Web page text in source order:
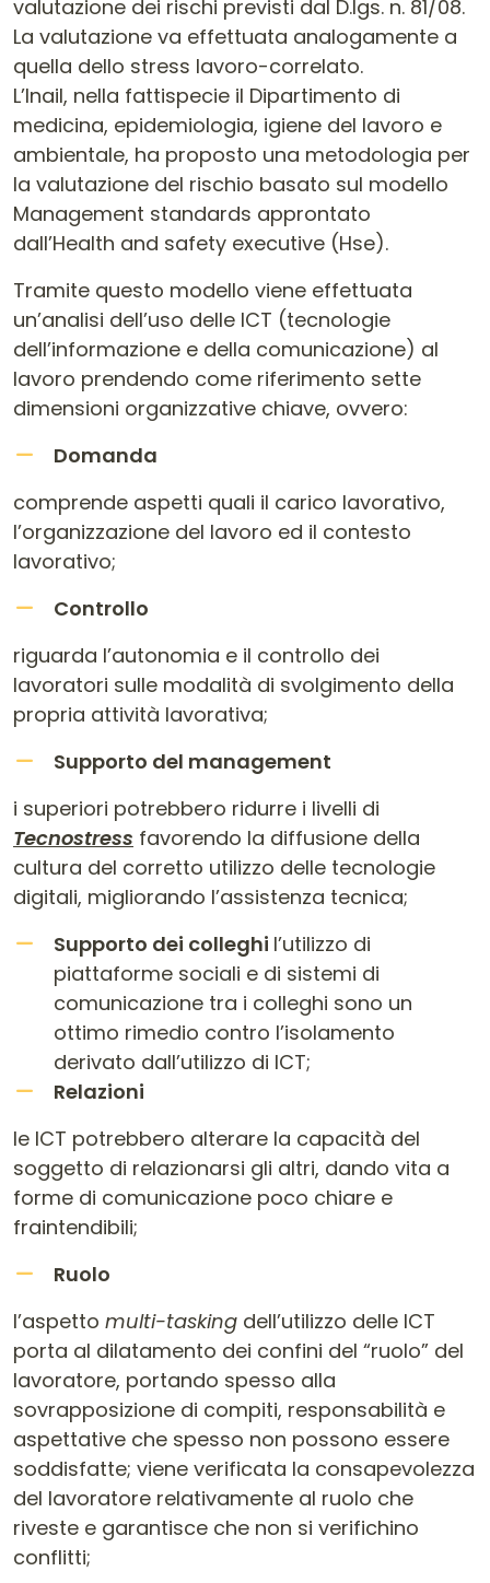
valutazione dei rischi previsti dal D.lgs. n. 81/08.
La valutazione va effettuata analogamente a
quella dello stress lavoro-correlato.
L’Inail, nella fattispecie il Dipartimento di
medicina, epidemiologia, igiene del lavoro e
ambientale, ha proposto una metodologia per
la valutazione del rischio basato sul modello
Management standards approntato
dall’Health and safety executive (Hse).
Tramite questo modello viene effettuata
un’analisi dell’uso delle ICT (tecnologie
dell’informazione e della comunicazione) al
lavoro prendendo come riferimento sette
dimensioni organizzative chiave, ovvero:
Domanda
comprende aspetti quali il carico lavorativo,
l’organizzazione del lavoro ed il contesto
lavorativo;
Controllo
riguarda l’autonomia e il controllo dei
lavoratori sulle modalità di svolgimento della
propria attività lavorativa;
Supporto del management
i superiori potrebbero ridurre i livelli di
Tecnostress favorendo la diffusione della
cultura del corretto utilizzo delle tecnologie
digitali, migliorando l’assistenza tecnica;
Supporto dei colleghi l’utilizzo di
piattaforme sociali e di sistemi di
comunicazione tra i colleghi sono un
ottimo rimedio contro l’isolamento
derivato dall’utilizzo di ICT;
Relazioni
le ICT potrebbero alterare la capacità del
soggetto di relazionarsi gli altri, dando vita a
forme di comunicazione poco chiare e
fraintendibili;
Ruolo
l’aspetto multi-tasking dell’utilizzo delle ICT
porta al dilatamento dei confini del “ruolo” del
lavoratore, portando spesso alla
sovrapposizione di compiti, responsabilità e
aspettative che spesso non possono essere
soddisfatte; viene verificata la consapevolezza
del lavoratore relativamente al ruolo che
riveste e garantisce che non si verifichino
conflitti;